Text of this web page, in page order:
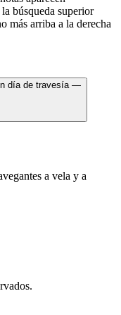
búsqueda superior
más arriba a la derecha
a vela y a